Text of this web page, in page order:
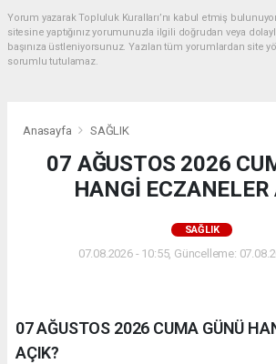
Yorum yazarak Topluluk Kuralları’nı kabul etmiş
sitesine yaptığınız yorumunuzla ilgili doğrudan veya
başınıza üstleniyorsunuz. Yazılan tüm yorumlardan site
sorumlu tutulamaz.
Anasayfa SAĞLIK
07 AĞUSTOS 2026
HANGİ ECZANELER
SAĞLIK
07.08.2026 - 10:55, Güncelleme:
07 AĞUSTOS 2026 CUMA GÜNÜ
AÇIK?